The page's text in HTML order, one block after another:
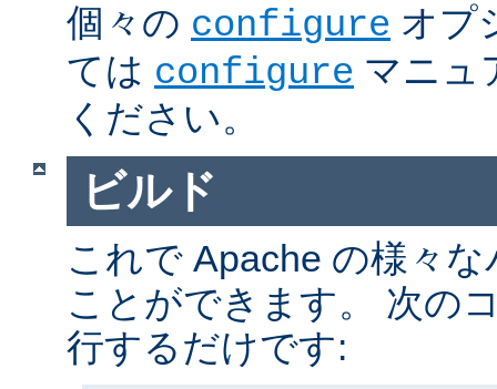
個々の configure オプ
ては configure マニュ
ください。
ビルド
これで Apache の様々
ことができます。 次の
行するだけです: